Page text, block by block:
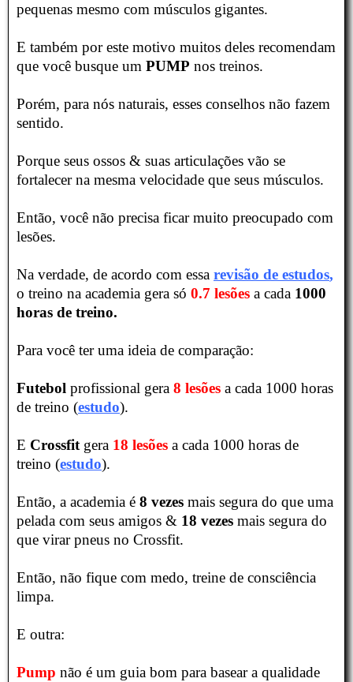
pequenas mesmo com músculos gigantes.
E também por este motivo muitos deles recomendam
que você busque um PUMP nos treinos.
Porém, para nós naturais, esses conselhos não fazem
sentido.
Porque seus ossos & suas articulações vão se
fortalecer na mesma velocidade que seus músculos.
Então, você não precisa ficar muito preocupado com
lesões.
Na verdade, de acordo com essa revisão de estudos,
o treino na academia gera só 0.7 lesões a cada 1000
horas de treino.
Para você ter uma ideia de comparação:
Futebol profissional gera 8 lesões a cada 1000 horas
de treino (estudo).
E Crossfitgera 18 lesões a cada 1000 horas de
treino (estudo).
Então, a academia é 8 vezes mais segura do que uma
pelada com seus amigos & 18 vezes mais segura do
que virar pneus no Crossfit.
Então, não fique com medo, treine de consciência
limpa.
E outra:
Pump não é um guia bom para basear a qualidade